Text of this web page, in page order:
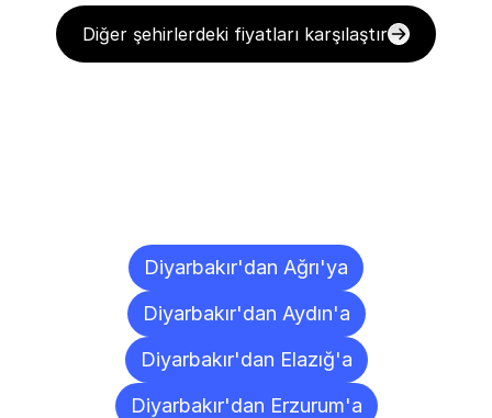
Diğer şehirlerdeki fiyatları karşılaştır
Diyarbakır'dan Ağrı'ya
Diyarbakır'dan Aydın'a
Diyarbakır'dan Elazığ'a
Diyarbakır'dan Erzurum'a